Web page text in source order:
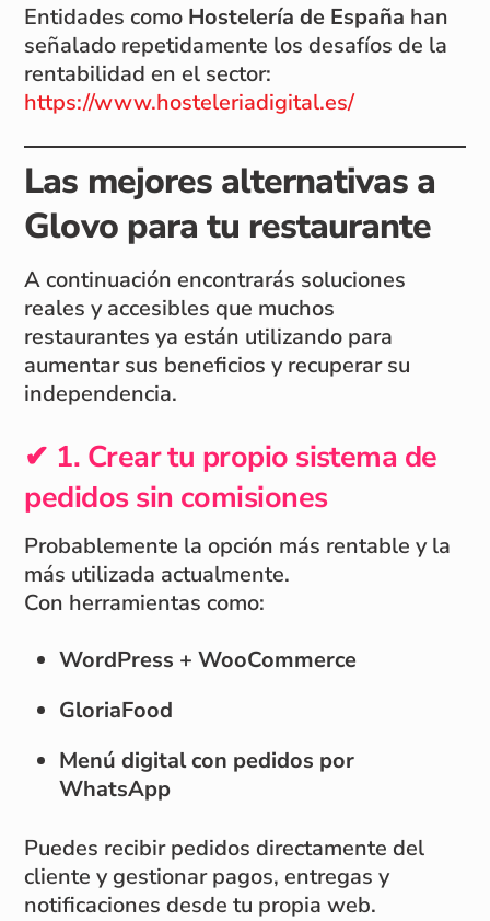
Entidades como Hostelería de España han
señalado repetidamente los desafíos de la
rentabilidad en el sector:
https://www.hosteleriadigital.es/
Las mejores alternativas a
Glovo para tu restaurante
A continuación encontrarás soluciones
reales y accesibles que muchos
restaurantes ya están utilizando para
aumentar sus beneficios y recuperar su
independencia.
✔ 1. Crear tu propio sistema de
pedidos sin comisiones
Probablemente la opción más rentable y la
más utilizada actualmente.
Con herramientas como:
WordPress + WooCommerce
GloriaFood
Menú digital con pedidos por
WhatsApp
Puedes recibir pedidos directamente del
cliente y gestionar pagos, entregas y
notificaciones desde tu propia web.